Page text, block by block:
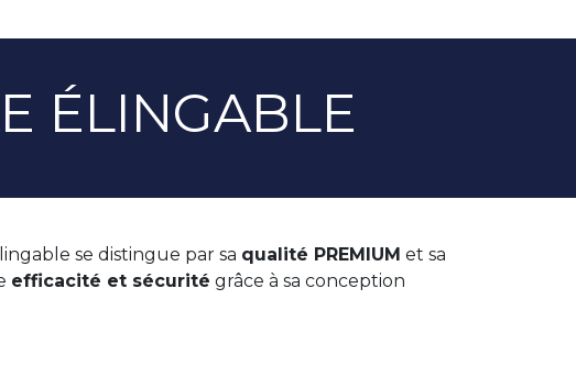
ÉLINGABLE
se distingue par sa qualité PREMIUM et sa
efficacité et sécurité grâce à sa conception